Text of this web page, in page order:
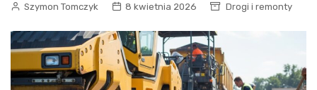
Szymon Tomczyk 8 kwietnia 2026 Drogi i remonty